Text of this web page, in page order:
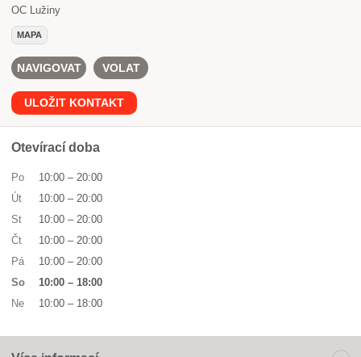
OC Lužiny
MAPA
NAVIGOVAT VOLAT
ULOŽIT KONTAKT
Otevírací doba
Po 10:00 – 20:00
Út
10:00 – 20:00
St
10:00 – 20:00
Čt
10:00 – 20:00
Pá
10:00 – 20:00
So
10:00 – 18:00
Ne
10:00 – 18:00